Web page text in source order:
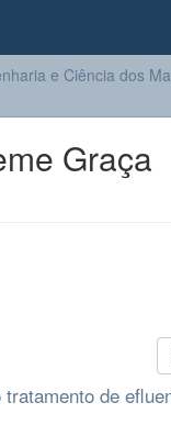
e Ciência dos
Graça
de